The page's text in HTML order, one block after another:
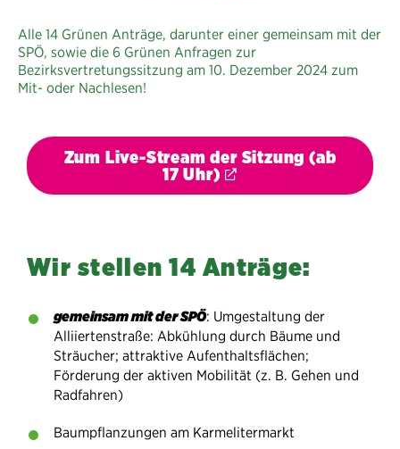
Alle 14 Grünen Anträge, darunter einer gemeinsam mit der
SPÖ, sowie die 6 Grünen Anfragen zur
Bezirksvertretungssitzung am 10. Dezember 2024 zum
Mit- oder Nachlesen!
Zum Live-Stream der Sitzung (ab
17 Uhr)
Wir stellen 14 Anträge:
gemeinsam mit der SPÖ: Umgestaltung der
Alliiertenstraße: Abkühlung durch Bäume und
Sträucher; attraktive Aufenthaltsflächen;
Förderung der aktiven Mobilität (z. B. Gehen und
Radfahren)
Baumpflanzungen am Karmelitermarkt